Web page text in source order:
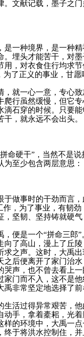
。文献记载，墨子之
一种境界，是一种精
。埋头才能苦干，对
用，对衣食住行均求
为了正义的事业，甘愿
就一心一意，专心致
爬行虽然缓慢，但它
滴石穿的时候。只要
，就永远不会出头。
硬干”，当然不是说
至少包含两层意思：
事时的干劲而言，
作，为了事业，有韧
，坚韧、坚持铸就硬
是一个“拼命三郎”
向了高山，漫上了丘
求之声。这时，大禹
之后便离开了家门治
哭声，也不曾去看上
家门而不入，这不是
禹非常坚定地选择了
活过得异常艰苦，他
动手，拿着橐耜，光
样的环境中，大禹一
终于将洪水控制住，